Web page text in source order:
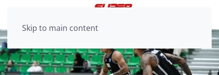
Skip to main content